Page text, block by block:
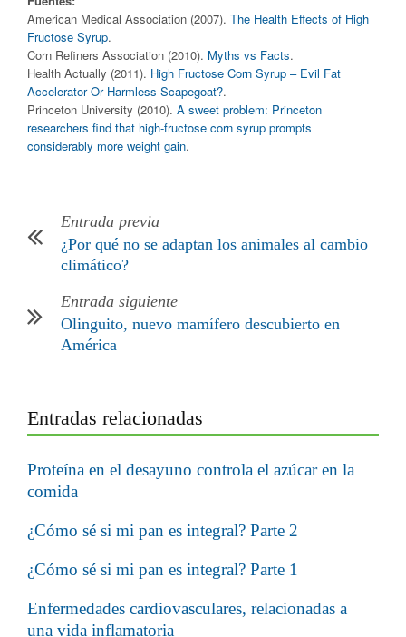
American Medical Association (2007). The Health Effects of High
Fructose Syrup.
Corn Refiners Association (2010). Myths vs Facts.
Health Actually (2011). High Fructose Corn Syrup – Evil Fat
Accelerator Or Harmless Scapegoat?.
Princeton University (2010). A sweet problem: Princeton
researchers find that high-fructose corn syrup prompts
considerably more weight gain.
Entrada previa
¿Por qué no se adaptan los animales al cambio
climático?
Entrada siguiente
Olinguito, nuevo mamífero descubierto en
América
Entradas relacionadas
Proteína en el desayuno controla el azúcar en la
comida
¿Cómo sé si mi pan es integral? Parte 2
¿Cómo sé si mi pan es integral? Parte 1
Enfermedades cardiovasculares, relacionadas a
una vida inflamatoria